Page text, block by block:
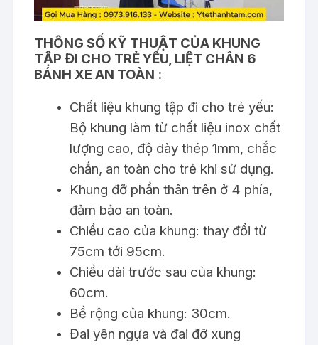
THÔNG SỐ KỸ THUẬT CỦA KHUNG
TẬP ĐI CHO TRẺ YẾU, LIỆT CHÂN 6
BÁNH XE AN TOÀN :
Chất liệu khung tập đi cho trẻ yếu:
Bộ khung làm từ chất liệu inox chất
lượng cao, độ dày thép 1mm, chắc
chắn, an toàn cho trẻ khi sử dụng.
Khung đỡ phần thân trên ở 4 phía,
đảm bảo an toàn.
Chiều cao của khung: thay đổi từ
75cm tới 95cm.
Chiều dài trước sau của khung:
60cm.
Bề rộng của khung: 30cm.
Đai yên ngựa và đai đỡ xung